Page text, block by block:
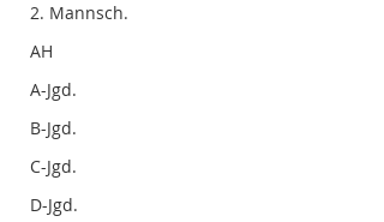
2. Mannsch.
AH
A-Jgd.
B-Jgd.
C-Jgd.
D-Jgd.